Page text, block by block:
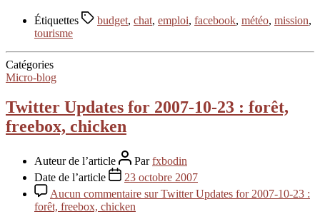
Étiquettes budget, chat, emploi, facebook, météo, mission,
tourisme
Catégories
Micro-blog
Twitter Updates for 2007-10-23 : forêt,
freebox, chicken
Auteur de l’article Parfxbodin
Date de l’article
23 octobre 2007
Aucun commentaire sur Twitter Updates for 2007-10-23 :
forêt, freebox, chicken